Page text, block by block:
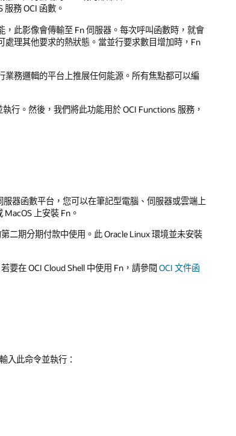
務 OCI 函數。
此影像會傳輸至 Fn 伺服器。每次呼叫函數時，就會
理其他要求的熱狀態。當並行要求數目增加時，Fn
務邏輯的平台上推展任何能源。所有焦點都可以編
行。然後，我們將此功能用於 OCI Functions 服務，
器函數平台，您可以在筆記型電腦、伺服器或雲端上
上安裝 Fn。
二期分期付款中使用。此 Oracle Linux 環境並未安裝
要在 OCI Cloud Shell 中使用 Fn，請參閱OCI 文件函
入此命令並執行：